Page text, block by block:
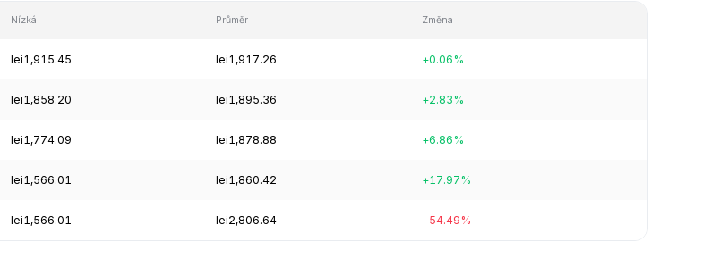
Nízká Průměr Změna
lei1,915.45 lei1,917.26 +0.06%
lei1,858.20 lei1,895.36 +2.83%
lei1,774.09 lei1,878.88 +6.86%
lei1,566.01 lei1,860.42 +17.97%
lei1,566.01 lei2,806.64 -54.49%